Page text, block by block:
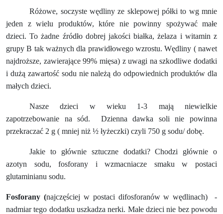
Różowe, soczyste wędliny ze sklepowej półki to wg mnie
jeden z wielu produktów, które nie powinny spożywać małe
dzieci. To żadne źródło dobrej jakości białka, żelaza i witamin z
grupy B tak ważnych dla prawidłowego wzrostu. Wędliny ( nawet
najdroższe, zawierające 99% mięsa) z uwagi na szkodliwe dodatki
i dużą zawartość sodu nie należą do odpowiednich produktów dla
małych dzieci.
Nasze dzieci w wieku 1-3 mają niewielkie
zapotrzebowanie na sód.
Dzienna dawka soli nie powinna
przekraczać 2 g ( mniej niż ½ łyżeczki) czyli 750 g sodu/ dobę.
Jakie to głównie sztuczne dodatki? Chodzi głównie o
azotyn sodu, fosforany i wzmacniacze smaku w postaci
glutaminianu sodu.
Fosforany (najczęściej w postaci difosforanów w wędlinach)
-
nadmiar tego dodatku uszkadza nerki. Małe dzieci nie bez powodu